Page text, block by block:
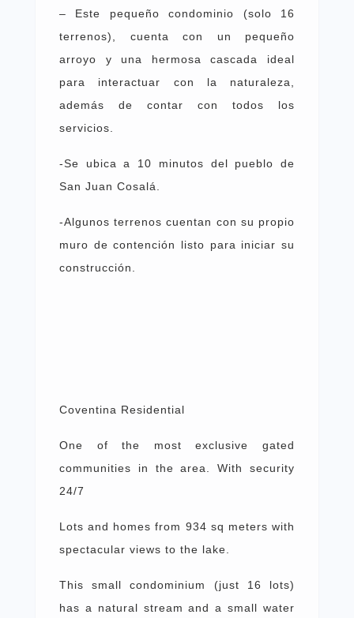
– Este pequeño condominio (solo 16
terrenos), cuenta con un pequeño
arroyo y una hermosa cascada ideal
para interactuar con la naturaleza,
además de contar con todos los
servicios.
-Se ubica a 10 minutos del pueblo de
San Juan Cosalá.
-Algunos terrenos cuentan con su propio
muro de contención listo para iniciar su
construcción.
Coventina Residential
One of the most exclusive gated
communities in the area. With security
24/7
Lots and homes from 934 sq meters with
spectacular views to the lake.
This small condominium (just 16 lots)
has a natural stream and a small water